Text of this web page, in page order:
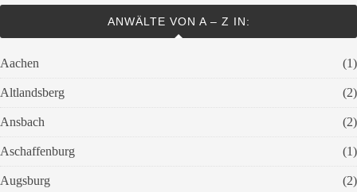
ANWÄLTE VON A – Z IN:
Aachen (1)
Altlandsberg (2)
Ansbach (2)
Aschaffenburg (1)
Augsburg (2)